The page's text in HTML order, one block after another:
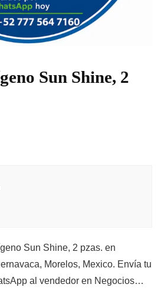
Sun Shine, 2
Sun Shine, 2 pzas. en
Morelos, Mexico. Envía tu
al vendedor en Negocios…